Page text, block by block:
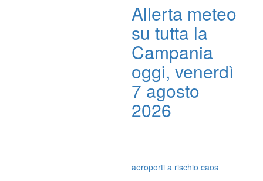
Allerta meteo
su tutta la
Campania
oggi, venerdì
7 agosto
2026
aeroporti a rischio caos